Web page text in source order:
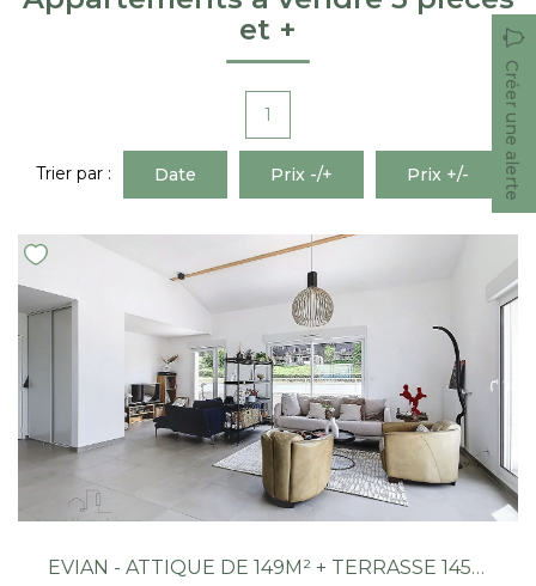
VENDRE
LES AGENCES
Qui Sommes-Nous
Nous Rejoindre
CONTACT
EN
Surface min Budget max
et +
Créer une alerte
1
Trier par : Date Prix -/+ Prix +/-
EVIAN - ATTIQUE DE 149M² + TERRASSE 145M² ET VUE LAC PANORAMIQUE